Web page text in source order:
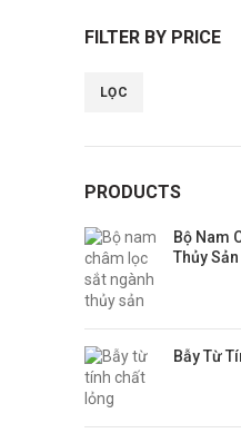
FILTER BY PRICE
LỌC
PRODUCTS
Bộ Nam
Thủy Sản
Bẫy Từ